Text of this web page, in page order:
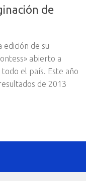
de
de su
abierto a
el país. Este año
de 2013